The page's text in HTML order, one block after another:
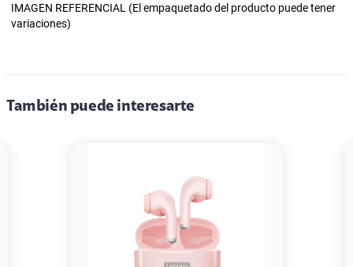
IMAGEN REFERENCIAL (El empaquetado del producto puede tener
variaciones)
También puede interesarte